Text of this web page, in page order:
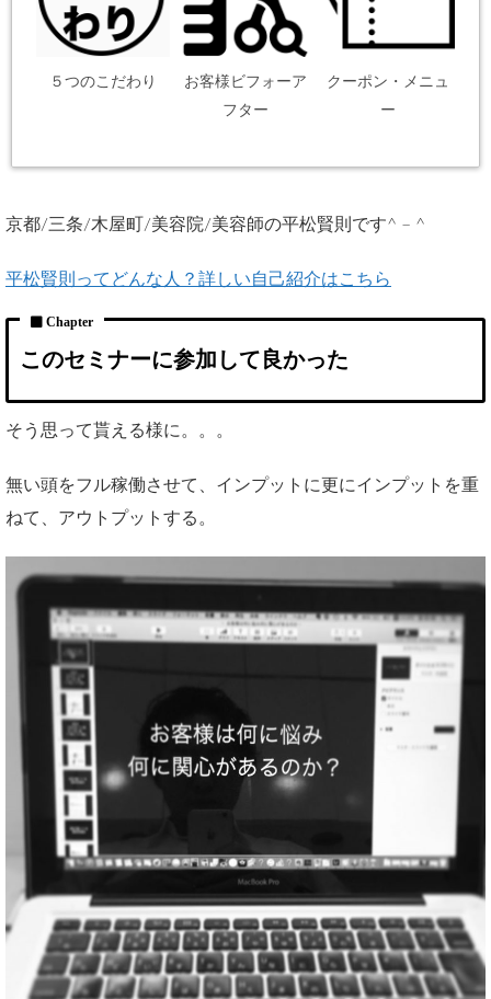
５つのこだわり
お客様ビフォーア
フター
クーポン・メニュ
ー
京都/三条/木屋町/美容院/美容師の平松賢則です^ – ^
平松賢則ってどんな人？詳しい自己紹介はこちら
このセミナーに参加して良かった
そう思って貰える様に。。。
無い頭をフル稼働させて、インプットに更にインプットを重
ねて、アウトプットする。